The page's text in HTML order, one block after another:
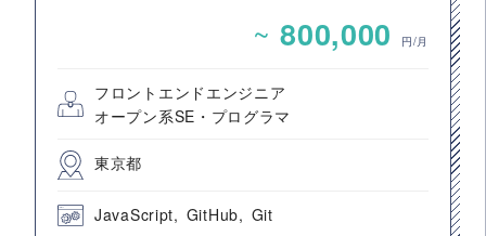
~ 800,000 円/月
フロントエンドエンジニア
オープン系SE・プログラマ
東京都
JavaScript GitHub Git